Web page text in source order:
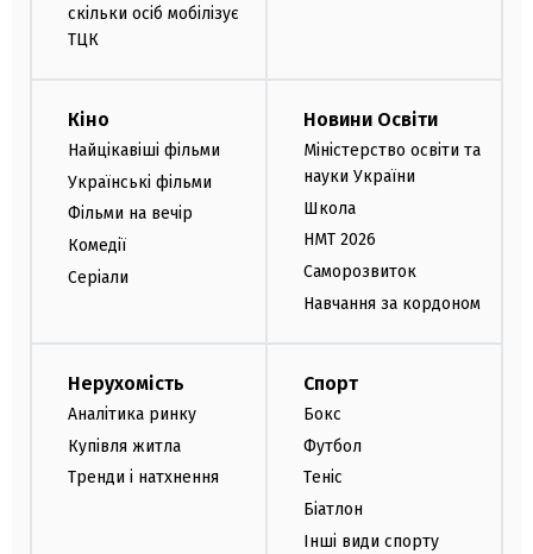
скільки осіб мобілізує
ТЦК
Кіно
Найцікавіші фільми
Українські фільми
Фільми на вечір
Комедії
Серіали
Новини Освіти
Міністерство освіти та
науки України
Школа
НМТ 2026
Саморозвиток
Навчання за кордоном
Нерухомість
Аналітика ринку
Купівля житла
Тренди і натхнення
Спорт
Бокс
Футбол
Теніс
Біатлон
Інші види спорту